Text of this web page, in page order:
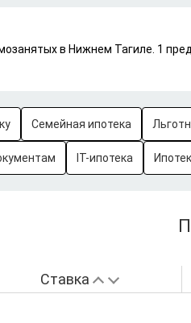
в Нижнем Тагиле. 1
Семейная ипотека
IT-ипотека
Ставка